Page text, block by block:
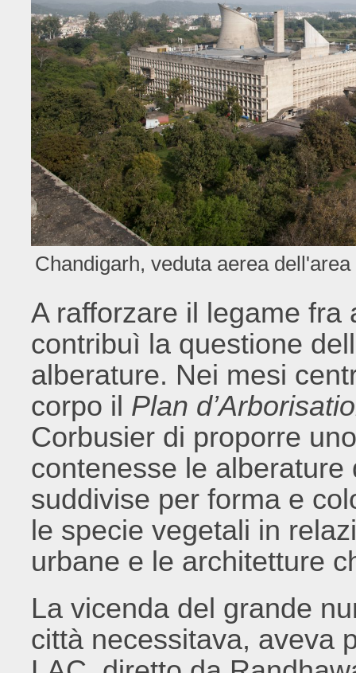
Chandigarh, veduta aerea
A rafforzare il legame
contribuì la questione
alberature. Nei mesi
corpo il Plan
Corbusier di proporre
contenesse le
suddivise per forma e
le specie vegetali in
urbane e le architetture
La vicenda del grande
città necessitava, aveva